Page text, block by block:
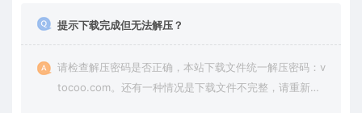
提示下载完成但无法解压？
请检查解压密码是否正确，本站下载文件统一解压密码：v
tocoo.com。还有一种情况是下载文件不完整，请重新下